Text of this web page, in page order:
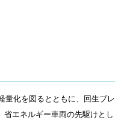
量化を図るとともに、回生ブレ
エネルギー車両の先駆けとし